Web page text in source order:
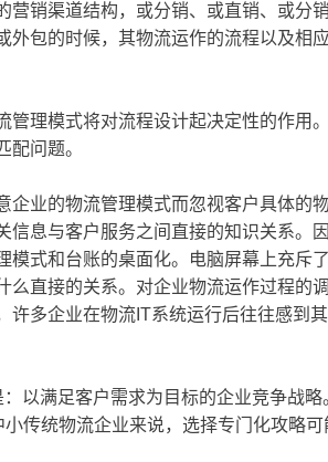
销渠道结构，或分销、或直销、或分
外包的时候，其物流运作的流程以及相
理模式将对流程设计起决定性的作用
配问题。
业的物流管理模式而忽视客户具体的
信息与客户服务之间直接的知识关系。
模式和台账的桌面化。电脑屏幕上充斥
直接的关系。对企业物流运作过程的
许多企业在物流IT系统运行后往往感到
满足客户需求为目标的企业竞争战略
传统物流企业来说，选择专门化攻略可